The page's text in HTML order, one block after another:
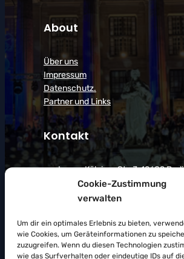
Cookie-Zustimmung
verwalten
Um dir ein optimales Erlebnis zu bieten,
wie Cookies, um Geräteinformationen zu
zuzugreifen. Wenn du diesen Technologien
wie das Surfverhalten oder eindeutige IDs auf
About
Über uns
Impressum
Datenschutz.
Partner und Links
Kontakt
Lager: Kölpiner Str. 3, 12689
+49 30 40 79 08 56
Email :production@rorbach-
events.com
Wir sind für Sie da:
Mo – Fr: 9 – 18 Uhr